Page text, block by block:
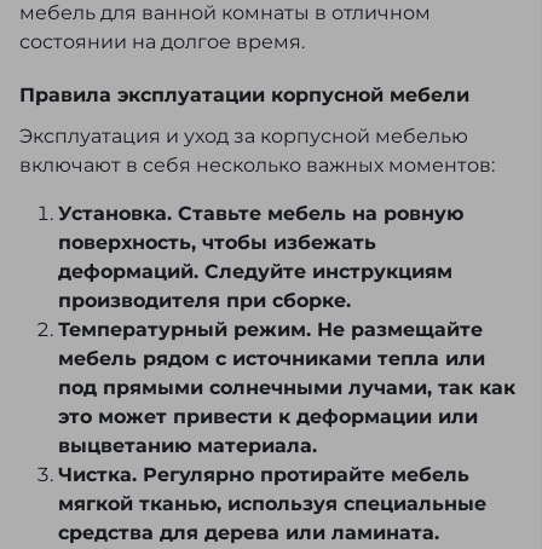
мебель для ванной комнаты в отличном
состоянии на долгое время.
Правила эксплуатации корпусной мебели
Эксплуатация и уход за корпусной мебелью
включают в себя несколько важных моментов:
Установка. Ставьте мебель на ровную
поверхность, чтобы избежать
деформаций. Следуйте инструкциям
производителя при сборке.
Температурный режим. Не размещайте
мебель рядом с источниками тепла или
под прямыми солнечными лучами, так как
это может привести к деформации или
выцветанию материала.
Чистка. Регулярно протирайте мебель
мягкой тканью, используя специальные
средства для дерева или ламината.